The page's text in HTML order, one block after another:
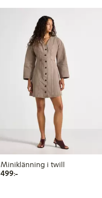
Miniklänning i twill
499:-499,00 kr